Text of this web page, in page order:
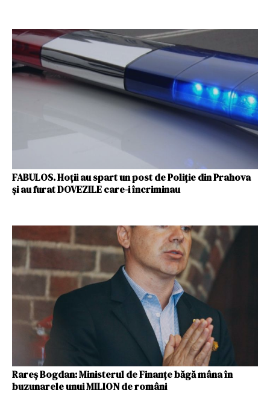
FABULOS. Hoții au spart un post de Poliție din Prahova
și au furat DOVEZILE care-i încriminau
Rareş Bogdan: Ministerul de Finanțe băgă mâna în
buzunarele unui MILION de români